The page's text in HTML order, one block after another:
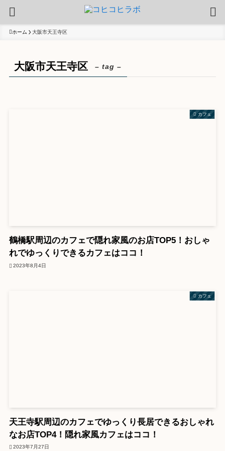
ホーム 大阪市天王寺区
大阪市天王寺区 – tag –
カフェ
鶴橋駅周辺のカフェで隠れ家風のお店TOP5！おしゃ
れでゆっくりできるカフェはココ！
2023年8月4日
カフェ
天王寺駅周辺のカフェでゆっくり長居できるおしゃれ
なお店TOP4！隠れ家風カフェはココ！
2023年7月27日